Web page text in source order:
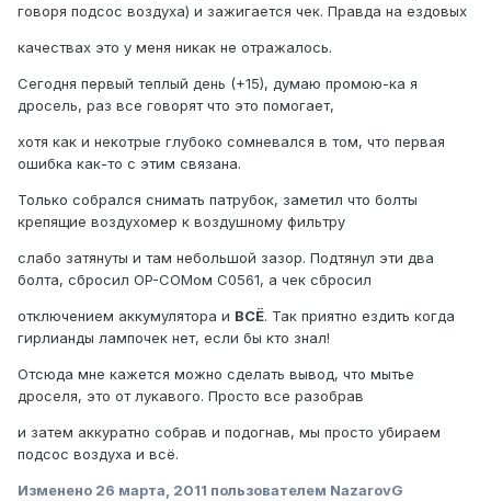
говоря подсос воздуха) и зажигается чек. Правда на ездовых
качествах это у меня никак не отражалось.
Сегодня первый теплый день (+15), думаю промою-ка я
дросель, раз все говорят что это помогает,
хотя как и некотрые глубоко сомневался в том, что первая
ошибка как-то с этим связана.
Только собрался снимать патрубок, заметил что болты
крепящие воздухомер к воздушному фильтру
слабо затянуты и там небольшой зазор. Подтянул эти два
болта, сбросил OP-COMом С0561, а чек сбросил
отключением аккумулятора и ВСЁ. Так приятно ездить когда
гирлианды лампочек нет, если бы кто знал!
Отсюда мне кажется можно сделать вывод, что мытье
дроселя, это от лукавого. Просто все разобрав
и затем аккуратно собрав и подогнав, мы просто убираем
подсос воздуха и всё.
Изменено 26 марта, 2011 пользователем NazarovG